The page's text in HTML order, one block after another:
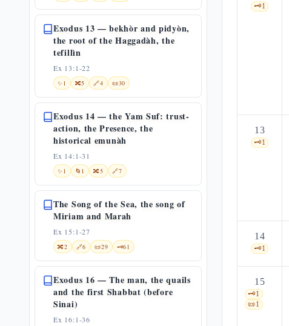
Exodus 13 — bekhòr and pidyòn,
the root of the Haggadàh, the
tefillìn
Ex 13:1-22
✨1 🔀5 🔗4 📜30
Exodus 14 — the Yam Suf: trust-
action, the Presence, the
historical emunàh
Ex 14:1-31
✨1 🌀 1 🔀5 🔗7
The Song of the Sea, the song of
Miriam and Marah
Ex 15:1-27
🔀2 🔗6 📜29 🗝️61
Exodus 16 — The man, the quails
and the first Shabbat (before
Sinai)
Ex 16:1-36
🗝️1
13
🗝️1
14
🗝️1
15
🗝️1
📜1